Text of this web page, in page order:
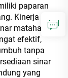
paparan
Kinerja
matahari.
efektif,
tanpa
sinar
yang